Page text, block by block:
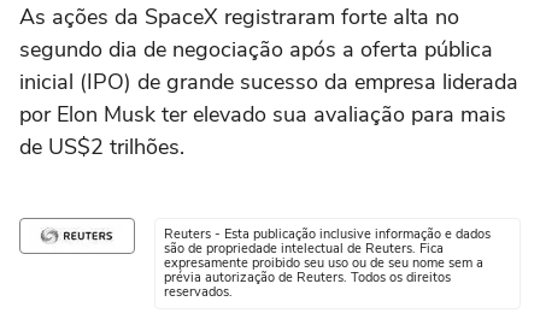
As ações da SpaceX registraram forte alta no
segundo dia de negociação após a oferta pública
inicial (IPO) de grande sucesso da empresa liderada
por Elon Musk ter elevado sua avaliação para mais
de US$2 trilhões.
Reuters - Esta publicação inclusive informação e dados
são de propriedade intelectual de Reuters. Fica
expresamente proibido seu uso ou de seu nome sem a
prévia autorização de Reuters. Todos os direitos
reservados.